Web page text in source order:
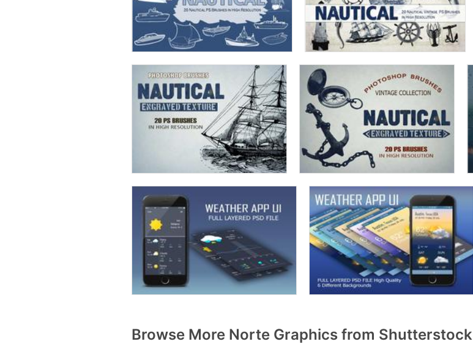
Browse More Norte Graphics from Shutterstock